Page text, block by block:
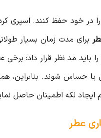
در خود حفظ کنند. اسپری
برای مدت زمان بسیار
باید مد نظر قرار داد:
حساس شوند. بنابراین،
لکه اطمینان حاصل